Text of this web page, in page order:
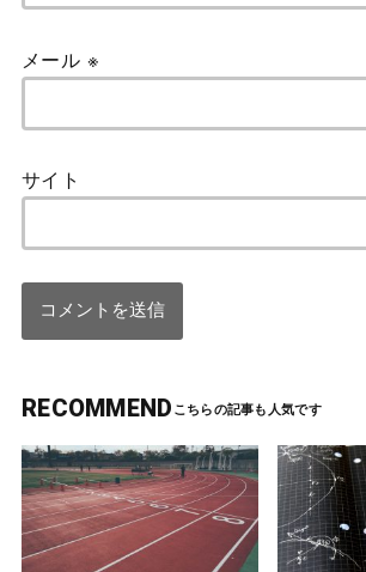
メール ※
サイト
RECOMMEND